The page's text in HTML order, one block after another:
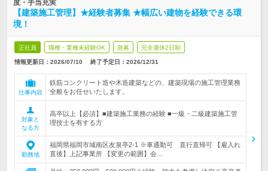
度・手当充実
【建築施工管理】★経験者募集 ★幅広い建物を経験できる環
境！
正社員 職種・業種未経験OK 急募 完全週休2日制
情報更新日：2026/07/10 終了予定日： 2026/12/31
仕事内容
鉄筋コンクリート造や木造建築などの、建築現場の施工管理業務
全般をお任せいたします。
対象と
なる方
高卒以上【必須】■建築施工業務の経験 ■一級・二級建築施工管
理技士を有する方
勤務地
福岡県福岡市城南区友泉亭2-1 ※車通勤可 直行直帰可 【雇入れ
直後】上記事業所 【変更の範囲】会…